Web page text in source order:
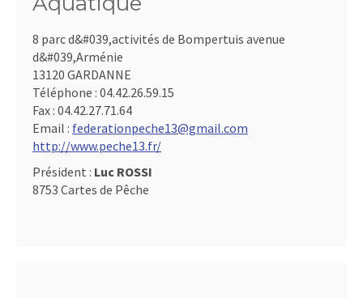
8 parc d&#039,activités de Bompertuis avenue
d&#039,Arménie
13120 GARDANNE
Téléphone : 04.42.26.59.15
Fax : 04.42.27.71.64
Email : federationpeche13@gmail.com
http://www.peche13.fr/
Président : Luc ROSSI
8753 Cartes de Pêche